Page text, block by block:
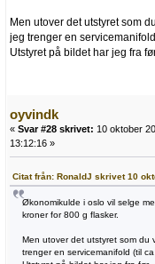
Men utover det utstyret som
jeg trenger en
Utstyret på bildet har jeg fra
oyvindk
« Svar #28 skrivet: 10 oktober
13:12:16 »
Citat från: RonaldJ skrivet 10
Økonomikulde i oslo vil selge
kroner for 800 g flasker.
Men utover det utstyret som du
trenger en servicemanifold (til